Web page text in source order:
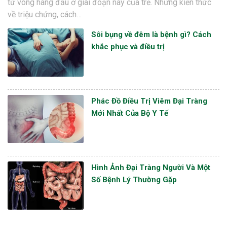
tử vong hàng đầu ở giai đoạn này của trẻ. Những kiến thức
về triệu chứng, cách…
Sôi bụng về đêm là bệnh gì? Cách
khắc phục và điều trị
Phác Đồ Điều Trị Viêm Đại Tràng
Mới Nhất Của Bộ Y Tế
Hình Ảnh Đại Tràng Người Và Một
Số Bệnh Lý Thường Gặp